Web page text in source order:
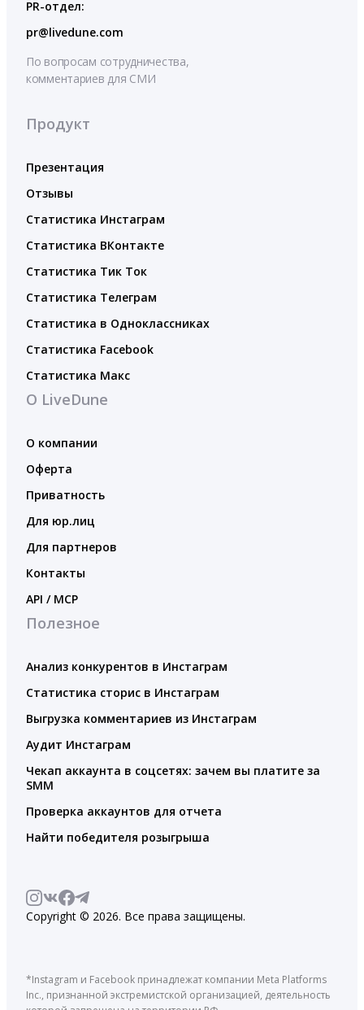
PR-отдел:
pr@livedune.com
По вопросам сотрудничества,
комментариев для СМИ
Продукт
Презентация
Отзывы
Статистика Инстаграм
Статистика ВКонтакте
Статистика Тик Ток
Статистика Телеграм
Статистика в Одноклассниках
Статистика Facebook
Статистика Макс
О LiveDune
О компании
Оферта
Приватность
Для юр.лиц
Для партнеров
Контакты
API / MCP
Полезное
Анализ конкурентов в Инстаграм
Статистика сторис в Инстаграм
Выгрузка комментариев из Инстаграм
Аудит Инстаграм
Чекап аккаунта в соцсетях: зачем вы платите за
SMM
Проверка аккаунтов для отчета
Найти победителя розыгрыша
Copyright © 2026. Все права защищены.
*Instagram и Facebook принадлежат компании Meta Platforms
Inc., признанной экстремистской организацией, деятельность